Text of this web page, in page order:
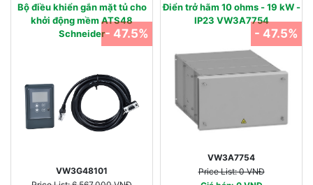
Bộ điều khiển gắn mặt tủ cho
khởi động mềm ATS48
Schneider
VW3G48101
- 47.5%
Điển trở hãm 10 ohms - 19 kW -
IP23 VW3A7754
VW3A7754
Price List: 0 VNĐ
- 47.5%